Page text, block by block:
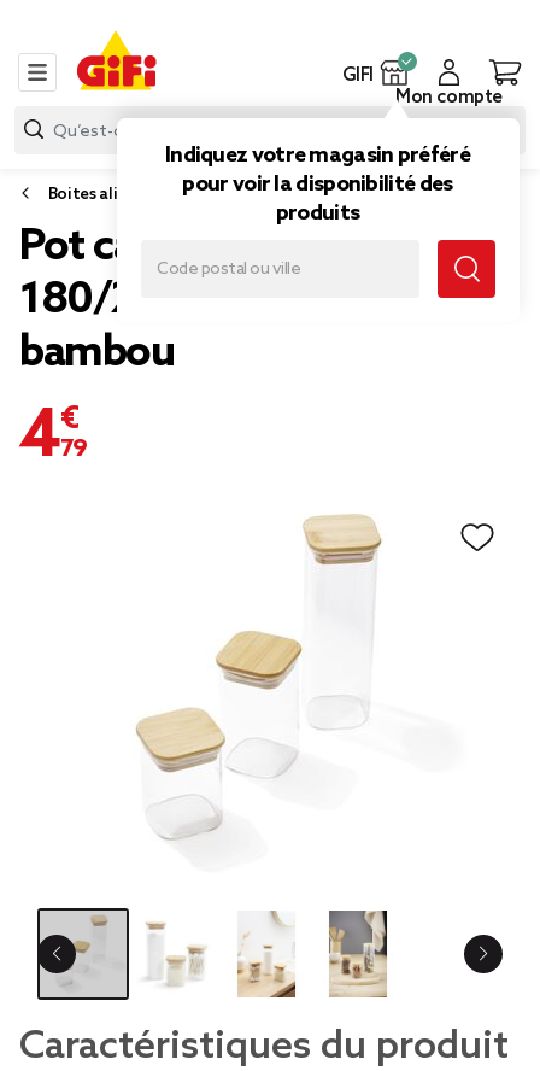
GIFI
Indiquez votre magasin préféré
pour voir la disponibilité des
produits
Mon compte
Boites alimentaires et bocaux
Pot carré en verre
180/220/450ml couvercle
bambou
4,79 €
Caractéristiques du produit